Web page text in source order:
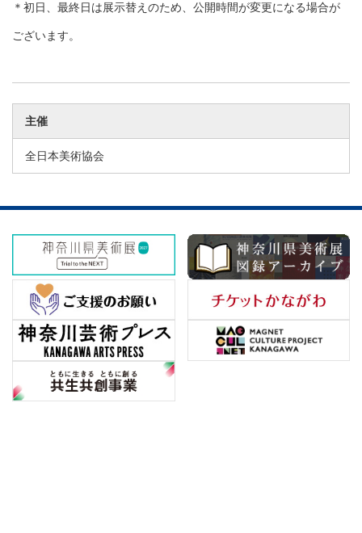
＊初日、最終日は展示替えのため、公開時間が変更になる場合が
ございます。
主催
全日本美術協会